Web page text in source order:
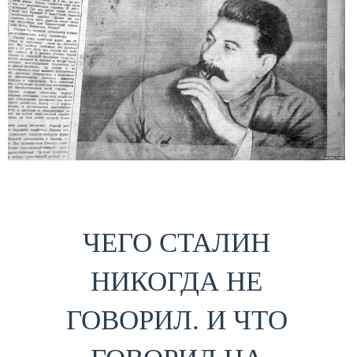
ЧЕГО СТАЛИН
НИКОГДА НЕ
ГОВОРИЛ. И ЧТО